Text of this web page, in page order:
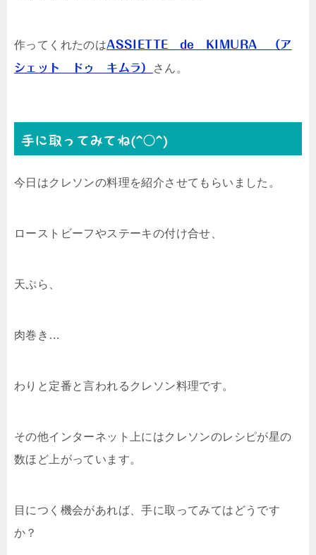
作ってくれたのはASSIETTE de KIMURA （ア
シェット ドゥ キムラ） さん。
手に取ってみてね(^○^)
今日はクレソンの料理を紹介させてもらいました。
ローストビーフやステーキの付け合せ、
天ぷら、
肉巻き…
わりと定番と言われるクレソン料理です。
その他インターネット上にはクレソンのレシピが星の
数ほど上がっています。
目につく機会があれば、手に取ってみてはどうです
か？